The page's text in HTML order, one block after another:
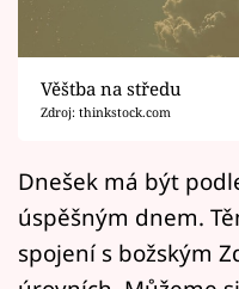
Sledujte prima+
Filmový festival
Mámy sobě
Věštba na středu
Zdroj: thinkstock.com
Dnešek má být
úspěšným dnem.
spojení s božským